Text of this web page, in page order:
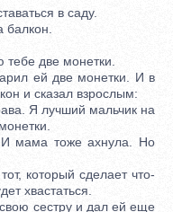
в саду.
две монетки.
ей две монетки. И в
и сказал взрослым:
Я лучший мальчик на
мама тоже ахнула. Но
который сделает что-
хвастаться.
сестру и дал ей еще